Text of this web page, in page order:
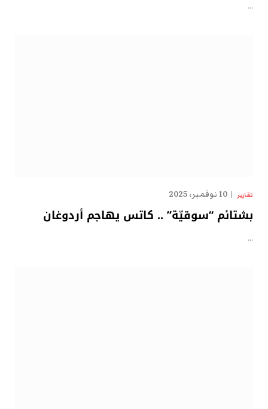
…
تقارير 10 نوفمبر، 2025
بشتائم “سوقيّة” .. كاتس يهاجم أردوغان
…